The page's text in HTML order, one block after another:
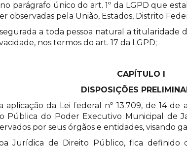
parágrafo único do art. 1º da LGPD que
observadas pela União, Estados, Distrito
a toda pessoa natural a titularidade
nos termos do art. 17 da LGPD;
CAPÍTULO I
DISPOSIÇÕES
da Lei federal nº 13.709, de 14
Pública do Poder Executivo Municipal de
por seus órgãos e entidades, visando
Jurídica de Direito Público, fica